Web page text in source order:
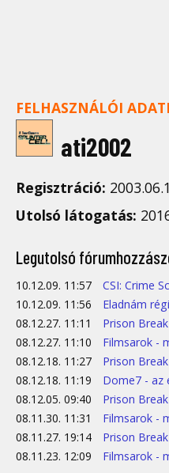
FELHASZNÁLÓI
ati2002
Regisztráció:
Utolsó látogatás:
Legutolsó
10.12.09. 11:57
CSI: Crime
10.12.09. 11:56
Eladnám
08.12.27. 11:11
Prison Break
08.12.27. 11:10
Filmsarok -
08.12.18. 11:27
Prison Break
08.12.18. 11:19
Dome7 - az
08.12.05. 09:40
Prison Break
08.11.30. 11:31
Filmsarok -
08.11.27. 19:14
Prison Break
08.11.23. 12:09
Filmsarok -